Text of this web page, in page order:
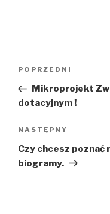
Poprzedni
wpis
POPRZEDNI
Mikroprojekt
dotacyjnym !
Następny
wpis
NASTĘPNY
Czy chcesz poznać
biogramy.